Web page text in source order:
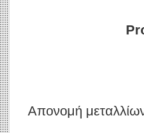
Απονομή